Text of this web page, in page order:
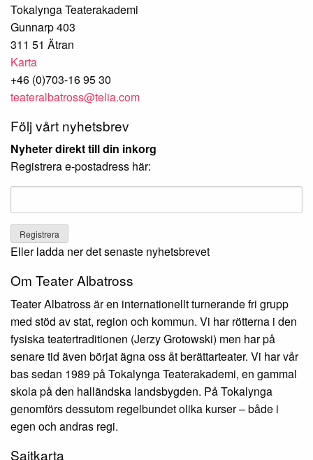
Tokalynga Teaterakademi
Gunnarp 403
311 51 Ätran
Karta
+46 (0)703-16 95 30
teateralbatross@telia.com
Följ vårt nyhetsbrev
Nyheter direkt till din inkorg
Registrera e-postadress här:
Eller ladda ner det senaste nyhetsbrevet
Om Teater Albatross
Teater Albatross är en internationellt turnerande fri grupp
med stöd av stat, region och kommun. Vi har rötterna i den
fysiska teatertraditionen (Jerzy Grotowski) men har på
senare tid även börjat ägna oss åt berättarteater. Vi har vår
bas sedan 1989 på Tokalynga Teaterakademi, en gammal
skola på den halländska landsbygden. På Tokalynga
genomförs dessutom regelbundet olika kurser – både i
egen och andras regi.
Sajtkarta